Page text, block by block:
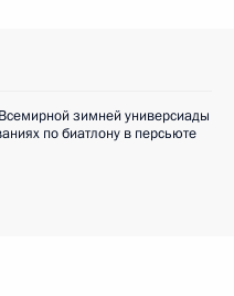
зимней универсиады
по биатлону в персьюте